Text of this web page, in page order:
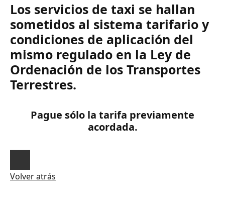
Los servicios de taxi se hallan
sometidos al sistema tarifario y
condiciones de aplicación del
mismo regulado en la Ley de
Ordenación de los Transportes
Terrestres.
Pague sólo la tarifa previamente
acordada.
Volver atrás